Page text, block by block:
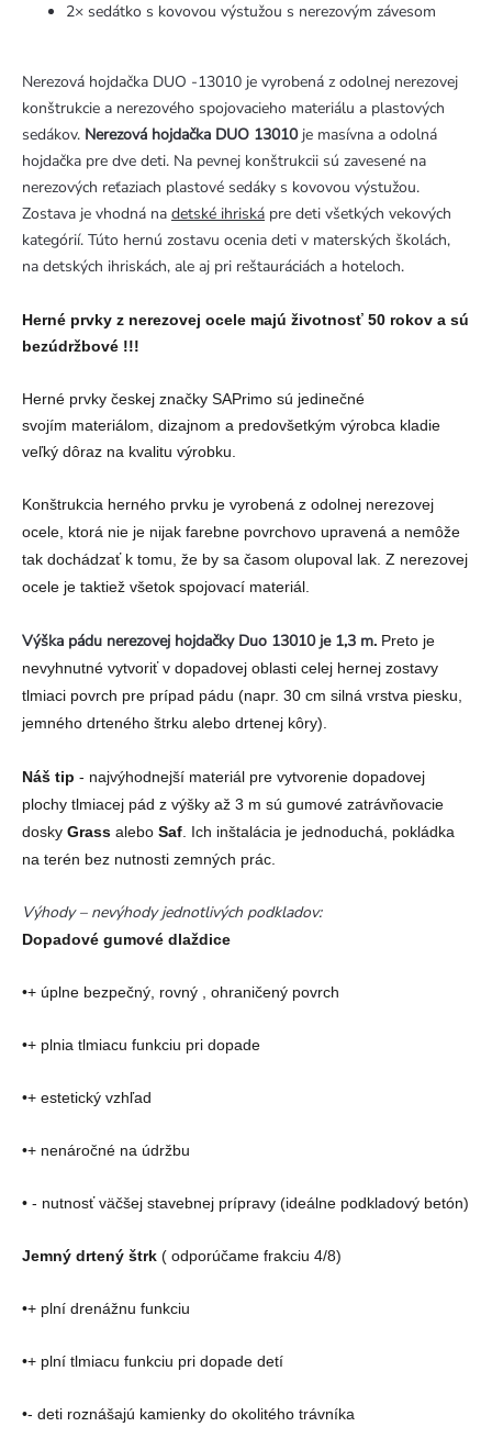
2× sedátko s kovovou výstužou s nerezovým závesom
Nerezová hojdačka DUO -13010 je vyrobená z odolnej nerezovej
konštrukcie a nerezového spojovacieho materiálu a plastových
sedákov. Nerezová hojdačka DUO 13010je masívna a odolná
hojdačka pre dve deti. Na pevnej konštrukcii sú zavesené na
nerezových reťaziach plastové sedáky s kovovou výstužou.
Zostava je vhodná na detské ihriská pre deti všetkých vekových
kategórií. Túto hernú zostavu ocenia deti v materských školách,
na detských ihriskách, ale aj pri reštauráciách a hoteloch.
Herné prvky z nerezovej ocele majú životnosť 50 rokov a sú
bezúdržbové !!!
Herné prvky českej značky SAPrimo sú jedinečné
svojím materiálom, dizajnom a predovšetkým výrobca kladie
veľký dôraz na kvalitu výrobku.
Konštrukcia herného prvku je vyrobená z odolnej nerezovej
ocele, ktorá nie je nijak farebne povrchovo upravená a nemôže
tak dochádzať k tomu, že by sa časom olupoval lak. Z nerezovej
ocele je taktiež všetok spojovací materiál.
Výška pádu nerezovej hojdačky Duo 13010 je 1,3 m. Preto je
nevyhnutné vytvoriť v dopadovej oblasti celej hernej zostavy
tlmiaci povrch pre prípad pádu (napr. 30 cm silná vrstva piesku,
jemného drteného štrku alebo drtenej kôry).
Náš tip - najvýhodnejší materiál pre vytvorenie dopadovej
plochy tlmiacej pád z výšky až 3 m sú gumové zatrávňovacie
dosky Grass alebo Saf. Ich inštalácia je jednoduchá, pokládka
na terén bez nutnosti zemných prác.
Výhody – nevýhody jednotlivých podkladov:
Dopadové gumové dlaždice
•+ úplne bezpečný, rovný , ohraničený povrch
•+ plnia tlmiacu funkciu pri dopade
•+ estetický vzhľad
•+ nenáročné na údržbu
• - nutnosť väčšej stavebnej prípravy (ideálne podkladový betón)
Jemný drtený štrk ( odporúčame frakciu 4/8)
•+ plní drenážnu funkciu
•+ plní tlmiacu funkciu pri dopade detí
•- deti roznášajú kamienky do okolitého trávníka